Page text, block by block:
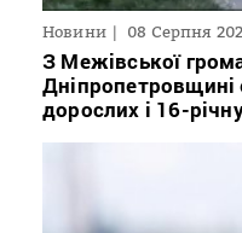
Новини 08 Серпня
З Межівської
дорослих і 16-